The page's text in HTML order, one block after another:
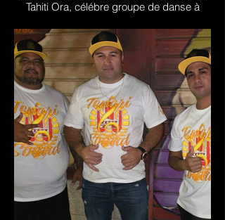
Tahiti Ora, célébre groupe de danse à